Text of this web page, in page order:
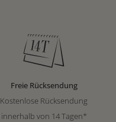
Freie Rücksendung
Kostenlose Rücksendung
innerhalb von 14 Tagen*